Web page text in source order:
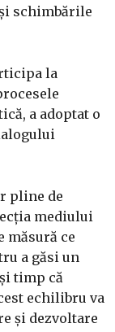
schimbările
la
a adoptat o
pline de
mediului
măsură ce
a găsi un
timp că
echilibru va
și dezvoltare